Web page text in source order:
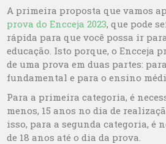
A primeira proposta que vamos
prova do Encceja 2023, que pode
rápida para que você possa ir
educação. Isto porque, o Encceja
de uma prova em duas partes:
fundamental e para o ensino
Para a primeira categoria, é
menos, 15 anos no dia de
isso, para a segunda categoria, é
de 18 anos até o dia da prova.